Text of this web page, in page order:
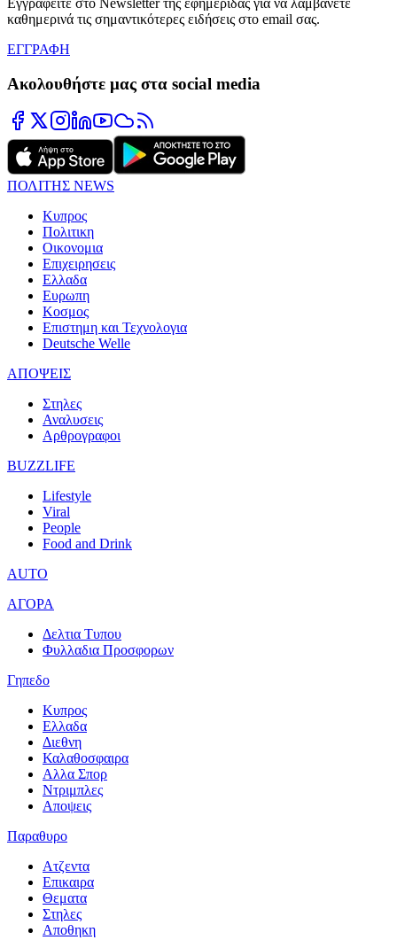
καθημερινά τις σημαντικότερες ειδήσεις στο email σας.
ΕΓΓΡΑΦΗ
Ακολουθήστε μας στα social media
ΠΟΛΙΤΗΣ NEWS
Κυπρος
Πολιτικη
Οικονομια
Επιχειρησεις
Ελλαδα
Ευρωπη
Κοσμος
Επιστημη και Τεχνολογια
Deutsche Welle
ΑΠΟΨΕΙΣ
Στηλες
Αναλυσεις
Αρθρογραφοι
BUZZLIFE
Lifestyle
Viral
People
Food and Drink
AUTO
ΑΓΟΡΑ
Δελτια Τυπου
Φυλλαδια Προσφορων
Γηπεδο
Κυπρος
Ελλαδα
Διεθνη
Καλαθοσφαιρα
Αλλα Σπορ
Ντριμπλες
Αποψεις
Παραθυρο
Ατζεντα
Επικαιρα
Θεματα
Στηλες
Αποθηκη